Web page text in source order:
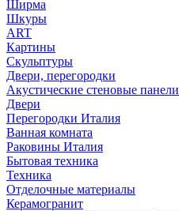
Ширма
Шкуры
ART
Картины
Скульптуры
Двери, перегородки
Акустические стеновые панели
Двери
Перегородки Италия
Ванная комната
Раковины Италия
Бытовая техника
Техника
Отделочные материалы
Керамогранит